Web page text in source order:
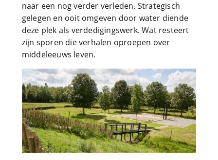
naar een nog verder verleden. Strategisch
gelegen en ooit omgeven door water diende
deze plek als verdedigingswerk. Wat resteert
zijn sporen die verhalen oproepen over
middeleeuws leven.